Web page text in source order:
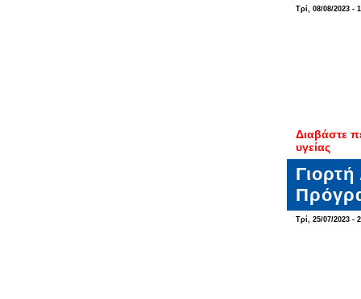
Τρί, 08/08/2023 -
Διαβάστε
υγείας
Τρί, 25/07/2023 -